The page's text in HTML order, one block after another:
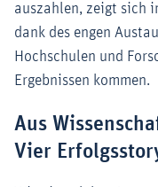
auszahlen, zeigt sich
dank des engen
Hochschulen und
Ergebnissen kommen.
Aus
Vier